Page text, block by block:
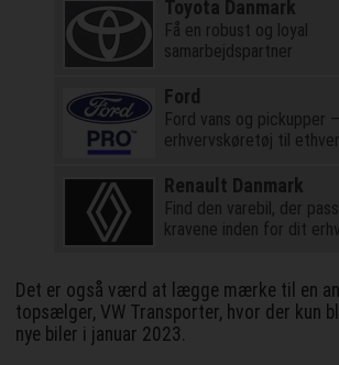
Toyota Danmark
Få en robust og loyal
samarbejdspartner
Ford
Ford vans og pickupper
erhvervskøretøj til
Renault Danmark
Find den varebil, der
kravene inden for dit
Det er også værd at lægge mærke til en
topsælger, VW Transporter, hvor der kun
nye biler i januar 2023.